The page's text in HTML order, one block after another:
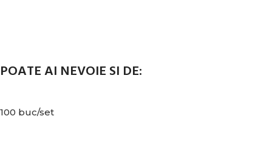
POATE AI NEVOIE SI DE:
100 buc/set